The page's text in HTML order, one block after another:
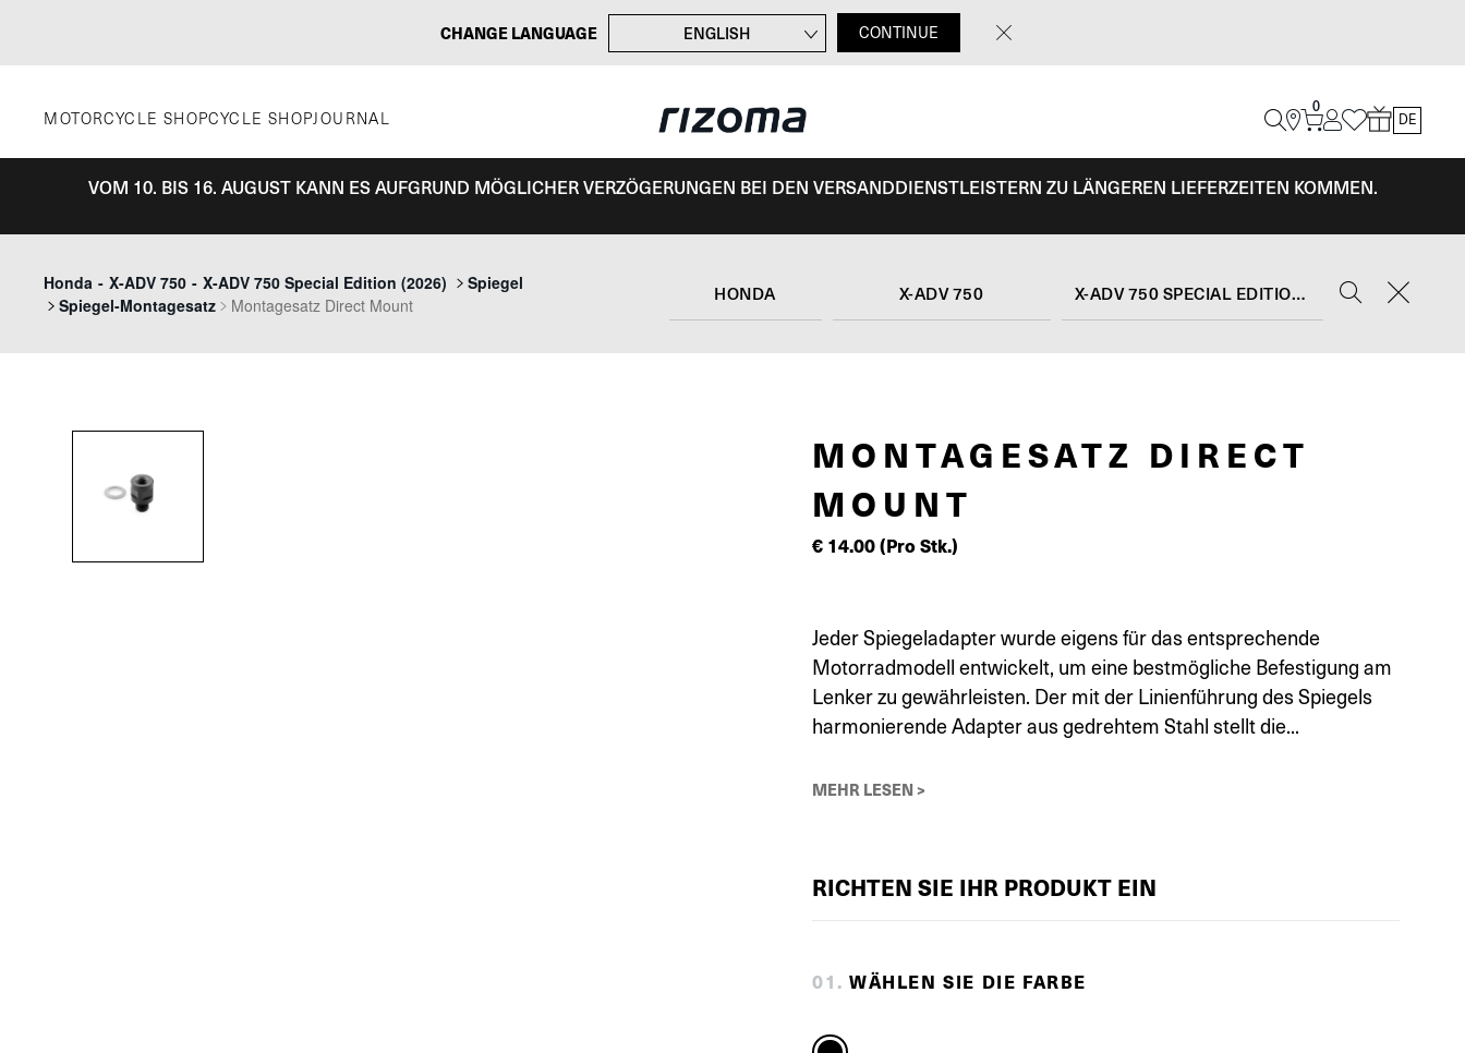
CHANGE LANGUAGE
ENGLISH
ITALIANO
CONTINUE
MOTORCYCLE SHOPCYCLE SHOPJOURNAL
0
DE
VOM 10. BIS 16. AUGUST KANN ES AUFGRUND MÖGLICHER VERZÖGERUNGEN BEI DEN VERSANDDIENSTLEISTERN ZU LÄNGEREN LIEFERZEITEN KOMMEN.
Honda - X-ADV 750 - X-ADV 750 Special Edition (2026)
Spiegel
Spiegel-Montagesatz
Montagesatz Direct Mount
HONDA X-ADV 750 X-ADV 750 SPECIAL EDITION (2026)
MONTAGESATZ DIRECT
MOUNT
€ 14.00(Pro Stk.)
Jeder Spiegeladapter wurde eigens für das entsprechende
Motorradmodell entwickelt, um eine bestmögliche Befestigung am
Lenker zu gewährleisten. Der mit der Linienführung des Spiegels
harmonierende Adapter aus gedrehtem Stahl stellt die...
MEHR LESEN >
RICHTEN SIE IHR PRODUKT EIN
01 . WÄHLEN SIE DIE FARBE